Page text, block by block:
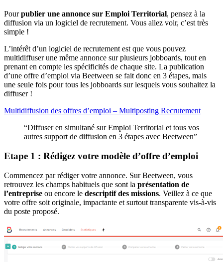
Pourpublier une annonce sur Emploi Territorial, pensez à la
diffusion via un logiciel de recrutement. Vous allez voir, c’est très
simple !
L’intérêt d’un logiciel de recrutement est que vous pouvez
multidiffuser une même annonce sur plusieurs jobboards, tout en
prenant en compte les spécificités de chaque site. La publication
d’une offre d’emploi via Beetween se fait donc en 3 étapes, mais
une seule fois pour tous les jobboards sur lesquels vous souhaitez la
diffuser !
Multidiffusion des offres d’emploi – Multiposting Recrutement
“Diffuser en simultané sur Emploi Territorial et tous vos
autres support de diffusion en 3 étapes avec Beetween”
Etape 1 : Rédigez votre modèle d’offre d’emploi
Commencez par rédiger votre annonce. Sur Beetween, vous
retrouvez les champs habituels que sont la présentation de
l’entreprise ou encore le descriptif des missions. Veillez à ce que
votre offre soit originale, impactante et surtout transparente vis-à-vis
du poste proposé.